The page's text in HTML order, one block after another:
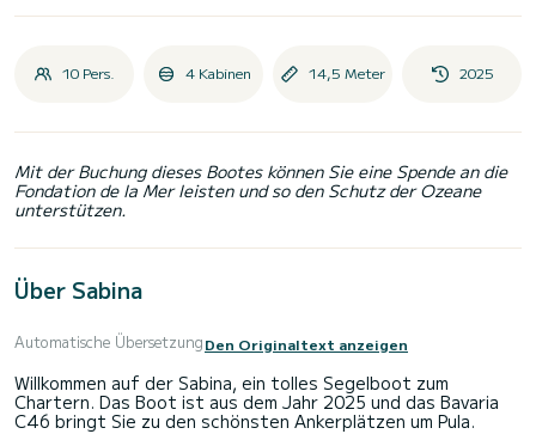
10 Pers. 4 Kabinen 14,5 Meter 2025
Mit der Buchung dieses Bootes können Sie eine Spende an die
Fondation de la Mer leisten und so den Schutz der Ozeane
unterstützen.
Über Sabina
Automatische ÜbersetzungDen Originaltext anzeigen
Willkommen auf der Sabina, ein tolles Segelboot zum
Chartern. Das Boot ist aus dem Jahr 2025 und das Bavaria
C46 bringt Sie zu den schönsten Ankerplätzen um Pula.